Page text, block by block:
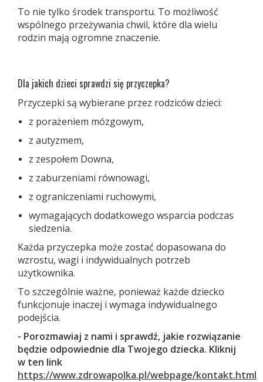
To nie tylko środek transportu. To możliwość
wspólnego przeżywania chwil, które dla wielu
rodzin mają ogromne znaczenie.
Dla jakich dzieci sprawdzi się przyczepka?
Przyczepki są wybierane przez rodziców dzieci:
z porażeniem mózgowym,
z autyzmem,
z zespołem Downa,
z zaburzeniami równowagi,
z ograniczeniami ruchowymi,
wymagających dodatkowego wsparcia podczas
siedzenia.
Każda przyczepka może zostać dopasowana do
wzrostu, wagi i indywidualnych potrzeb
użytkownika.
To szczególnie ważne, ponieważ każde dziecko
funkcjonuje inaczej i wymaga indywidualnego
podejścia.
- Porozmawiaj z nami i sprawdź, jakie rozwiązanie
będzie odpowiednie dla Twojego dziecka. Kliknij
w ten link
https://www.zdrowapolka.pl/webpage/kontakt.html